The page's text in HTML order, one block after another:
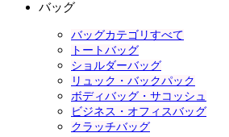
バッグ
バッグカテゴリすべて
トートバッグ
ショルダーバッグ
リュック・バックパック
ボディバッグ・サコッシュ
ビジネス・オフィスバッグ
クラッチバッグ